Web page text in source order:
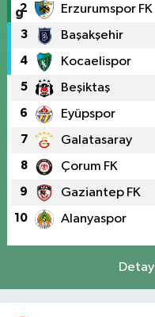
2 Erzurumspor FK
3 Başakşehir
4 Kocaelispor
5 Beşiktaş
6 Eyüpspor
7 Galatasaray
8 Çorum FK
9 Gaziantep FK
10 Alanyaspor